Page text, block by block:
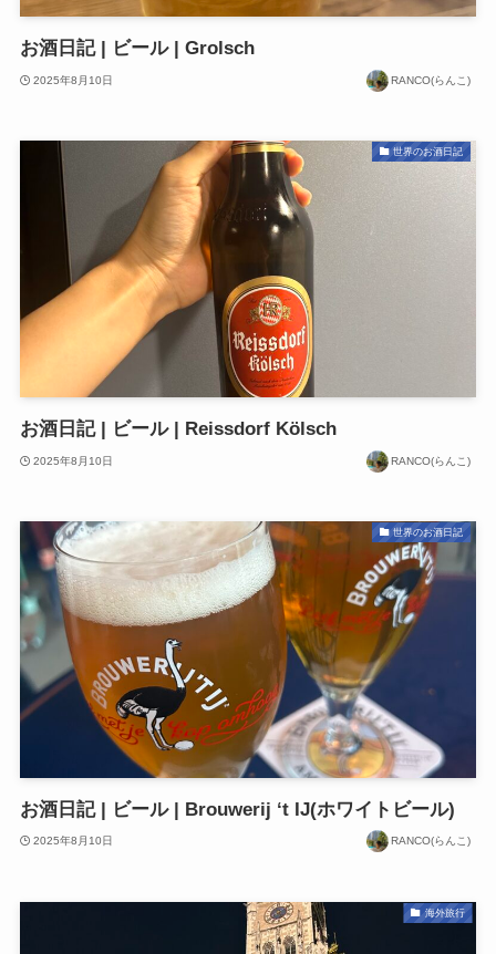
お酒日記 | ビール | Grolsch
2025年8月10日 RANCO(らんこ)
世界のお酒日記
お酒日記 | ビール | Reissdorf Kölsch
2025年8月10日 RANCO(らんこ)
世界のお酒日記
お酒日記 | ビール | Brouwerij ‘t IJ(ホワイトビール)
2025年8月10日 RANCO(らんこ)
海外旅行